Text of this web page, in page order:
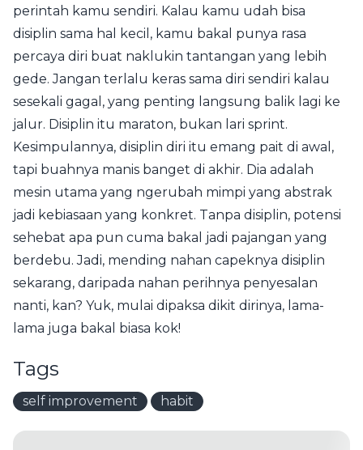
perintah kamu sendiri. Kalau kamu udah bisa
disiplin sama hal kecil, kamu bakal punya rasa
percaya diri buat naklukin tantangan yang lebih
gede. Jangan terlalu keras sama diri sendiri kalau
sesekali gagal, yang penting langsung balik lagi ke
jalur. Disiplin itu maraton, bukan lari sprint.
Kesimpulannya, disiplin diri itu emang pait di awal,
tapi buahnya manis banget di akhir. Dia adalah
mesin utama yang ngerubah mimpi yang abstrak
jadi kebiasaan yang konkret. Tanpa disiplin, potensi
sehebat apa pun cuma bakal jadi pajangan yang
berdebu. Jadi, mending nahan capeknya disiplin
sekarang, daripada nahan perihnya penyesalan
nanti, kan? Yuk, mulai dipaksa dikit dirinya, lama-
lama juga bakal biasa kok!
Tags
self improvement habit